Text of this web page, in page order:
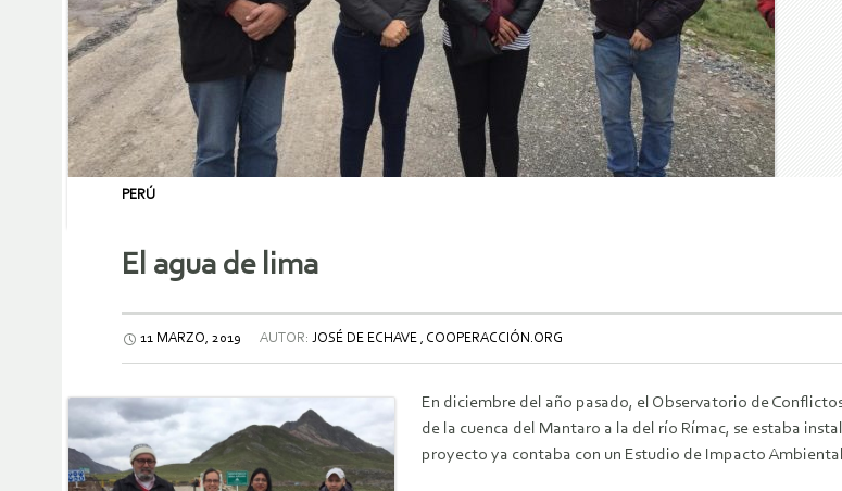
PERÚ
El agua de lima
11 MARZO, 2019 AUTOR: JOSÉ DE ECHAVE , COOPERACCIÓN.ORG
En diciembre del año pasado, el Observatorio de
de la cuenca del Mantaro a la del río Rímac, se estaba
proyecto ya contaba con un Estudio de Impacto